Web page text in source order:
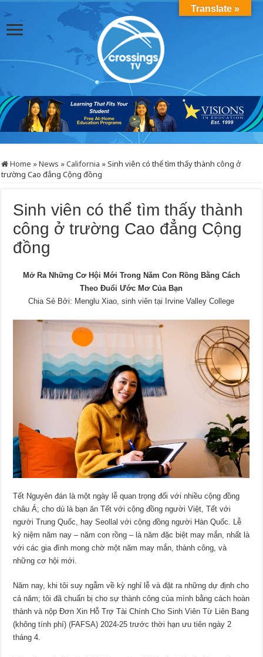
Home »News »California »Sinh viên có thể tìm thấy thành công ở
trường Cao đẳng Cộng đồng
Sinh viên có thể tìm thấy thành
công ở trường Cao đẳng Cộng
đồng
Mở Ra Những Cơ Hội Mới Trong Năm Con Rồng Bằng Cách
Theo Đuổi Ước Mơ Của Bạn
Chia Sẻ Bởi: Menglu Xiao, sinh viên tại Irvine Valley College
Tết Nguyên đán là một ngày lễ quan trọng đối với nhiều cộng đồng
châu Á; cho dù là bạn ăn Tết với cộng đồng người Việt, Tết với
người Trung Quốc, hay Seollal với cộng đồng người Hàn Quốc. Lễ
kỷ niệm năm nay – năm con rồng – là năm đặc biệt may mắn, nhất là
với các gia đình mong chờ một năm may mắn, thành công, và
những cơ hội mới.
Năm nay, khi tôi suy ngẫm về kỳ nghỉ lễ và đặt ra những dự định cho
cả năm; tôi đã chuẩn bị cho sự thành công của mình bằng cách hoàn
thành và nộp Đơn Xin Hỗ Trợ Tài Chính Cho Sinh Viên Từ Liên Bang
(không tính phí) (FAFSA) 2024-25 trước thời hạn ưu tiên ngày 2
tháng 4.
Translate »